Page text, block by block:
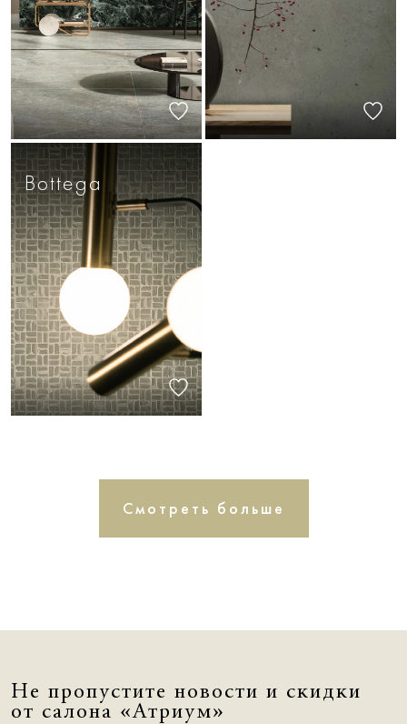
Bottega
Смотреть больше
Не пропустите новости и скидки
от салона «Атриум»